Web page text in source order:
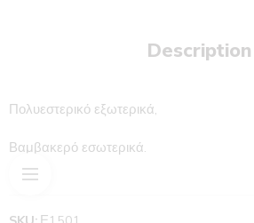
Description
Πολυεστερικό εξωτερικά,
Βαμβακερό εσωτερικά.